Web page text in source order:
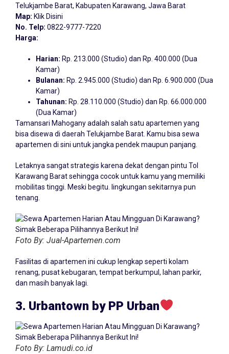
Telukjambe Barat, Kabupaten Karawang, Jawa Barat
Map: Klik Disini
No. Telp: 0822-9777-7220
Harga:
Harian: Rp. 213.000 (Studio) dan Rp. 400.000 (Dua
Kamar)
Bulanan: Rp. 2.945.000 (Studio) dan Rp. 6.900.000 (Dua
Kamar)
Tahunan: Rp. 28.110.000 (Studio) dan Rp. 66.000.000
(Dua Kamar)
Tamansari Mahogany adalah salah satu apartemen yang
bisa disewa di daerah Telukjambe Barat. Kamu bisa sewa
apartemen di sini untuk jangka pendek maupun panjang.
Letaknya sangat strategis karena dekat dengan pintu Tol
Karawang Barat sehingga cocok untuk kamu yang memiliki
mobilitas tinggi. Meski begitu. lingkungan sekitarnya pun
tenang.
Foto By: Jual-Apartemen.com
Fasilitas di apartemen ini cukup lengkap seperti kolam
renang, pusat kebugaran, tempat berkumpul, lahan parkir,
dan masih banyak lagi.
3. Urbantown by PP Urban
Foto By: Lamudi.co.id